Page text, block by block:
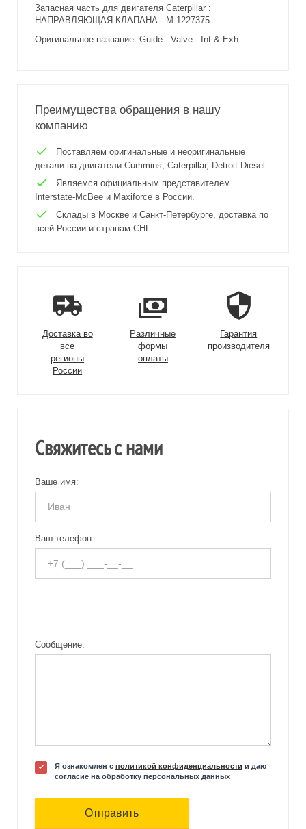
Запасная часть для двигателя Caterpillar :
НАПРАВЛЯЮЩАЯ КЛАПАНА - M-1227375.
Оригинальное название: Guide - Valve - Int & Exh.
Преимущества обращения в нашу
компанию
Поставляем оригинальные и неоригинальные
детали на двигатели Cummins, Caterpillar, Detroit Diesel.
Являемся официальным представителем
Interstate-McBee и Maxiforce в России.
Склады в Москве и Санкт-Петербурге, доставка по
всей России и странам СНГ.
Доставка во
все
регионы
России
Различные
формы
оплаты
Гарантия
производителя
Свяжитесь с нами
Ваше имя:
Ваш телефон:
Сообщение:
Я ознакомлен с политикой конфиденциальности и даю
согласие на обработку персональных данных
Отправить